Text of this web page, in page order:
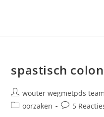
spastisch
Bericht
auteur:
wouter wegmetpds team
Berichtcategorie:
oorzaken
Bericht
5